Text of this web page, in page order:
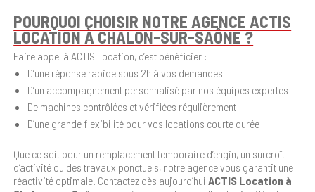
POURQUOI CHOISIR NOTRE AGENCE ACTIS
LOCATION À CHALON-SUR-SAÔNE ?
Faire appel à ACTIS Location, c’est bénéficier :
D’une réponse rapide sous 2h à vos demandes
D’un accompagnement personnalisé par nos équipes expertes
De machines contrôlées et vérifiées régulièrement
D’une grande flexibilité pour vos locations courte durée
Que ce soit pour un remplacement temporaire d’engin, un surcroît
d’activité ou des travaux ponctuels, notre agence vous garantit une
réactivité optimale. Contactez dès aujourd’hui ACTIS Location à